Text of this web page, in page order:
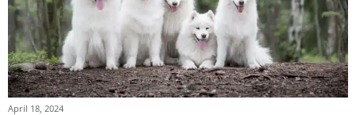
April 18, 2024